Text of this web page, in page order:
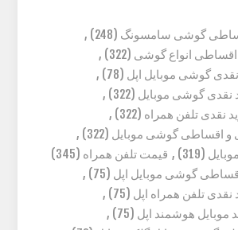
گوشی سامسونگ (248)
,
اقساطی انواع گوشی (322)
,
گوشی موبایل اپل (78)
,
نقدی گوشی موبایل (322)
,
نقدی تلفن همراه (322)
,
و اقساطی گوشی موبایل (322)
,
(319)
, قیمت تلفن همراه (345)
گوشی موبایل اپل (75)
,
نقدی تلفن همراه اپل (75)
,
موبایل هوشمند اپل (75)
,